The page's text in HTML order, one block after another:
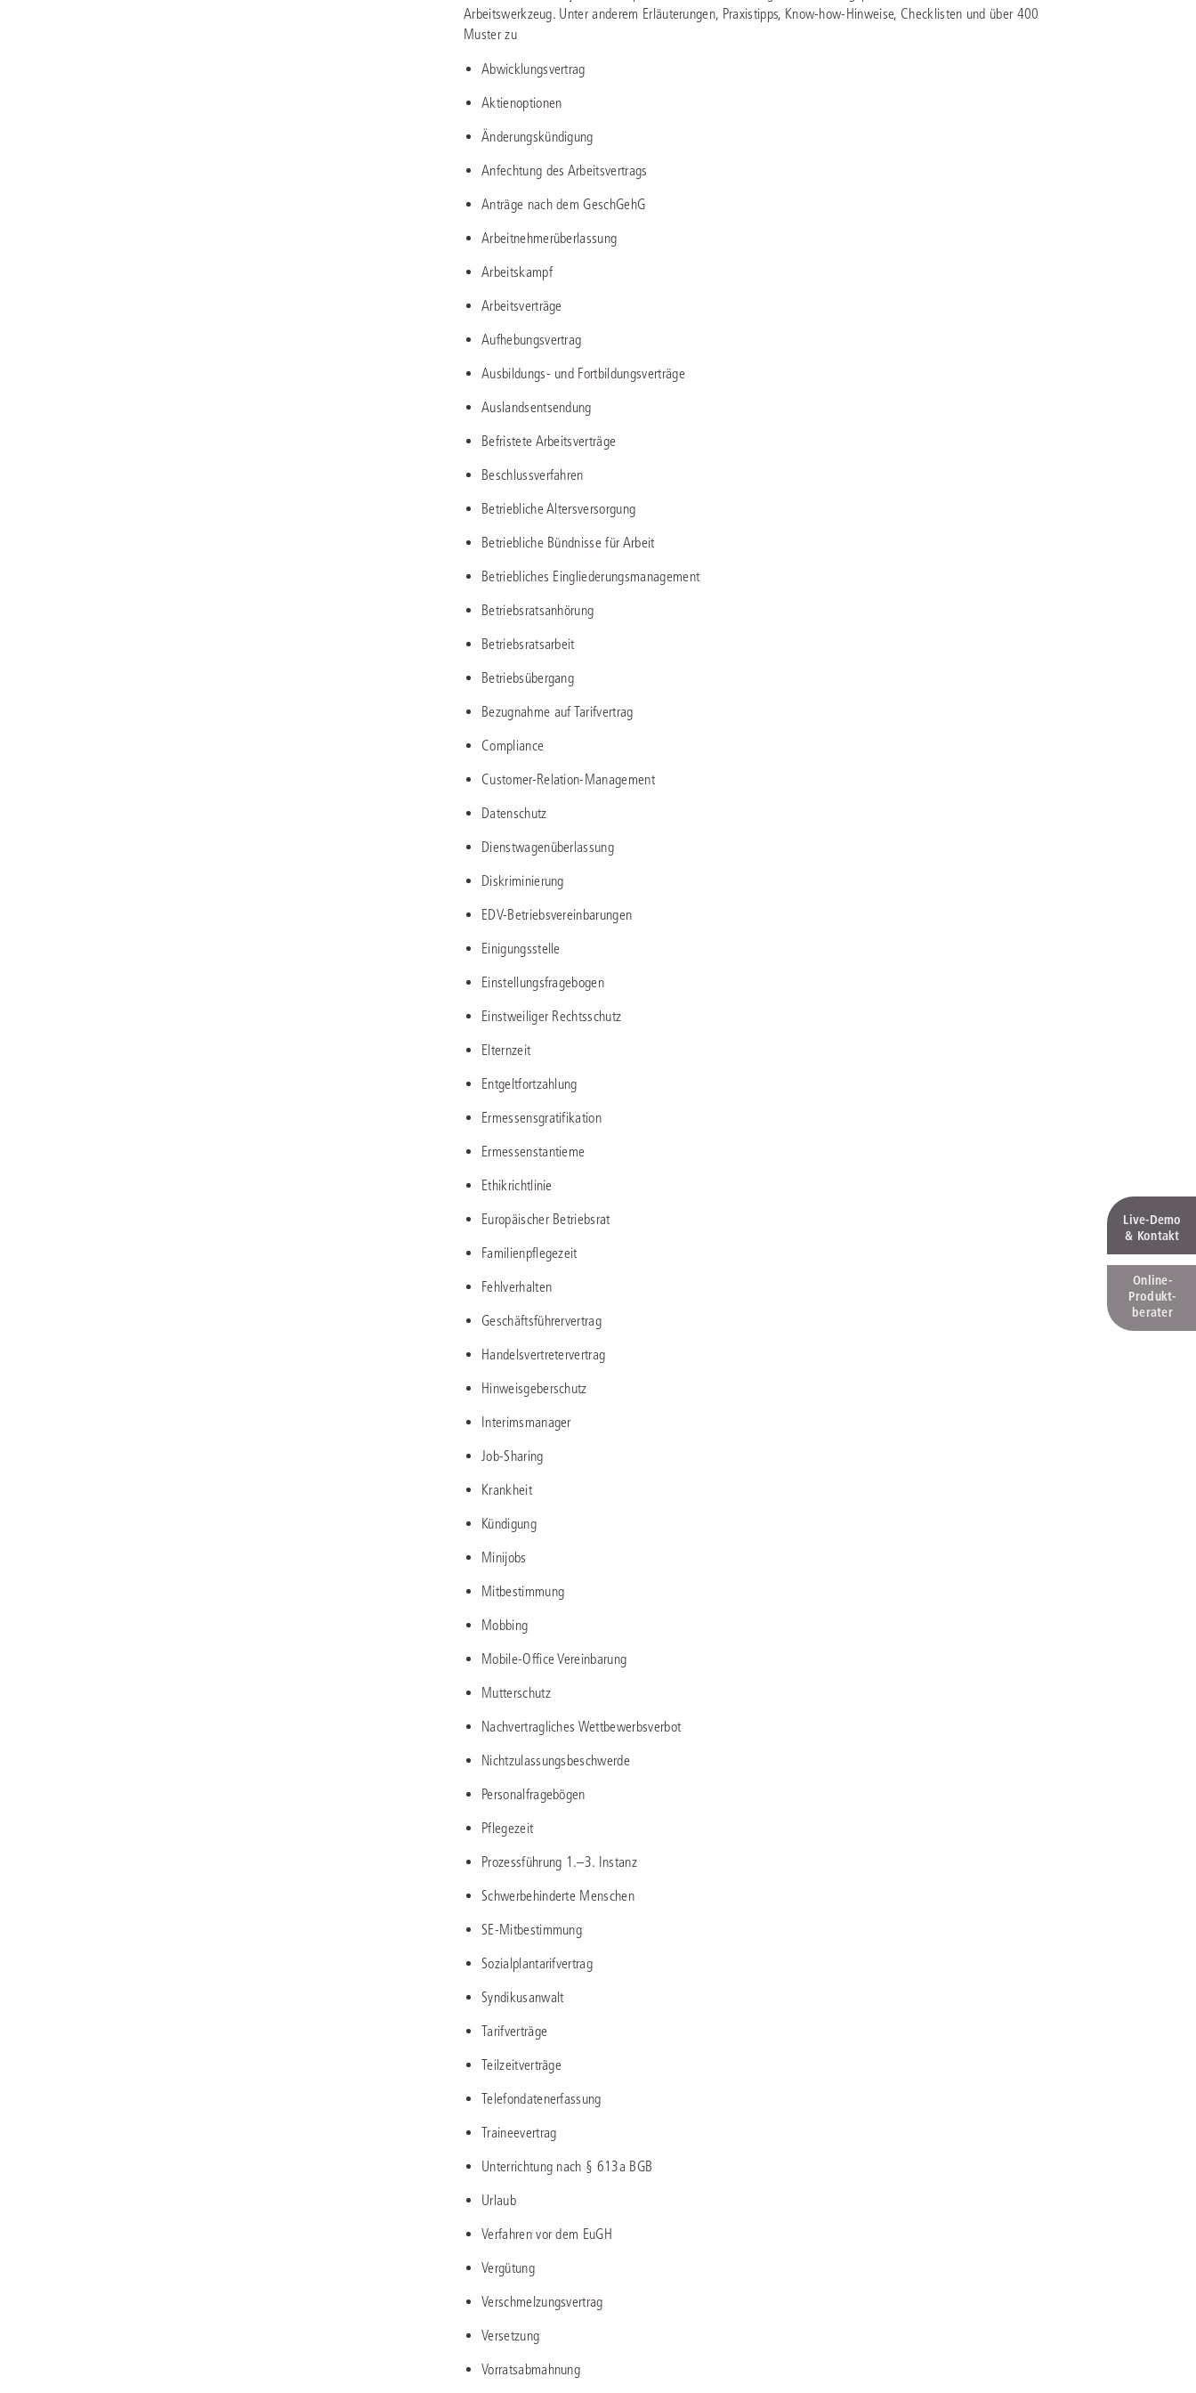
Kanzleimanagement
Medizinrecht
Miet- und Wohneigentumsrecht
Immaterialgüterrecht
Arbeitswerkzeug. Unter anderem Erläuterungen, Praxistipps, Know-how-Hinweise, Checklisten und über 400
Muster zu
Abwicklungsvertrag
Aktienoptionen
Änderungskündigung
Anfechtung des Arbeitsvertrags
Anträge nach dem GeschGehG
Arbeitnehmerüberlassung
Arbeitskampf
Arbeitsverträge
Aufhebungsvertrag
Ausbildungs- und Fortbildungsverträge
Auslandsentsendung
Befristete Arbeitsverträge
Beschlussverfahren
Betriebliche Altersversorgung
Betriebliche Bündnisse für Arbeit
Betriebliches Eingliederungsmanagement
Betriebsratsanhörung
Betriebsratsarbeit
Betriebsübergang
Bezugnahme auf Tarifvertrag
Compliance
Customer-Relation-Management
Datenschutz
Dienstwagenüberlassung
Diskriminierung
EDV-Betriebsvereinbarungen
Einigungsstelle
Einstellungsfragebogen
Einstweiliger Rechtsschutz
Elternzeit
Entgeltfortzahlung
Ermessensgratifikation
Ermessenstantieme
Ethikrichtlinie
Europäischer Betriebsrat
Familienpflegezeit
Fehlverhalten
Geschäftsführervertrag
Handelsvertretervertrag
Hinweisgeberschutz
Interimsmanager
Job-Sharing
Krankheit
Kündigung
Minijobs
Mitbestimmung
Mobbing
Mobile-Office Vereinbarung
Mutterschutz
Nachvertragliches Wettbewerbsverbot
Nichtzulassungsbeschwerde
Personalfragebögen
Pflegezeit
Prozessführung 1.–3. Instanz
Schwerbehinderte Menschen
SE-Mitbestimmung
Sozialplantarifvertrag
Syndikusanwalt
Tarifverträge
Teilzeitverträge
Telefondatenerfassung
Traineevertrag
Unterrichtung nach § 613a BGB
Urlaub
Verfahren vor dem EuGH
Vergütung
Verschmelzungsvertrag
Versetzung
Vorratsabmahnung
Live‑Demo
& Kontakt
Online-
Produkt­
berater